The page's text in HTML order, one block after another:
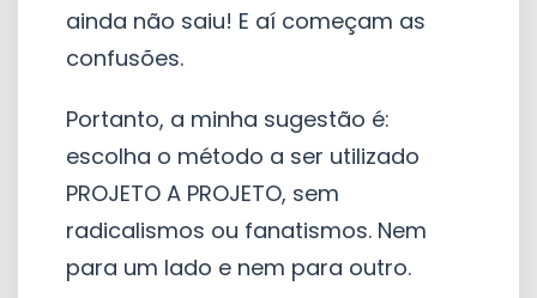
ainda não saiu! E aí começam as
confusões.
Portanto, a minha sugestão é:
escolha o método a ser utilizado
PROJETO A PROJETO, sem
radicalismos ou fanatismos. Nem
para um lado e nem para outro.